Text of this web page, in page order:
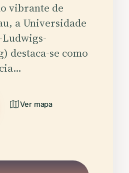
vibrante de
a Universidade
destaca-se como
Ver mapa